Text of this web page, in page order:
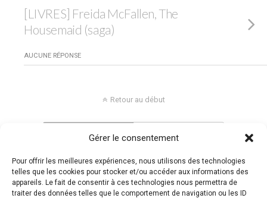
Gérer le consentement
Pour offrir les meilleures expériences, nous utilisons des technologies
telles que les cookies pour stocker et/ou accéder aux informations des
appareils. Le fait de consentir à ces technologies nous permettra de
traiter des données telles que le comportement de navigation ou les ID
[LIVRES] Freida McFallen, The
Housemaid (saga)
AUCUNE RÉPONSE
Retour au début